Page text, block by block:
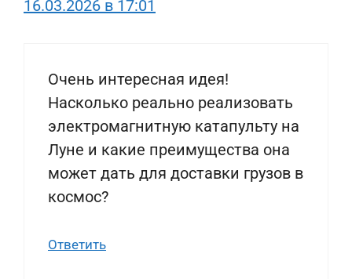
16.03.2026 в 17:01
Очень интересная идея!
Насколько реально реализовать
электромагнитную катапульту на
Луне и какие преимущества она
может дать для доставки грузов в
космос?
Ответить